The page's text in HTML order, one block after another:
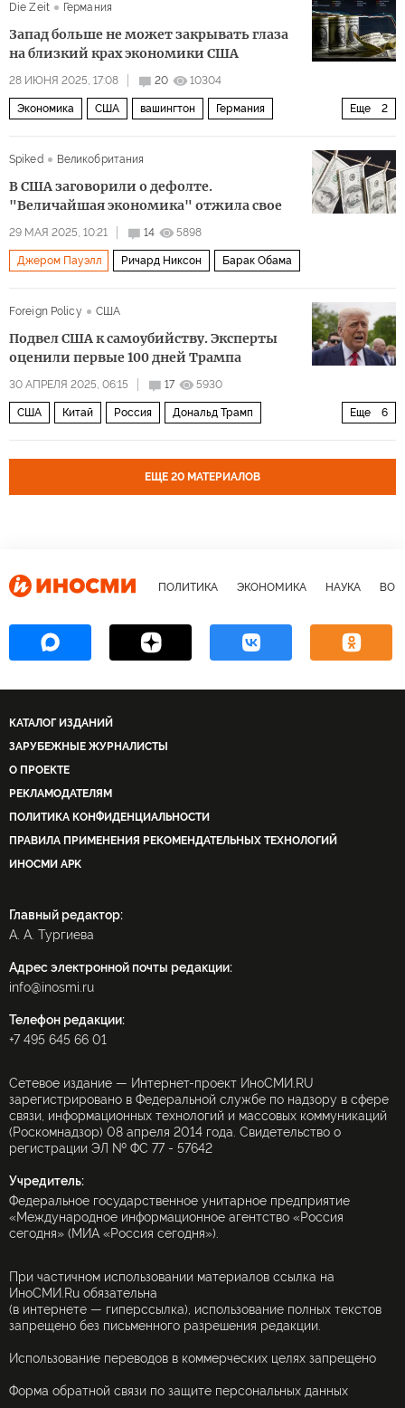
Die Zeit
Германия
Запад больше не может закрывать глаза
на близкий крах экономики США
28 ИЮНЯ 2025, 17:08 20 10304
Еще 2
Экономика США вашингтон Германия
Spiked
Великобритания
В США заговорили о дефолте.
"Величайшая экономика" отжила свое
29 МАЯ 2025, 10:21 14 5898
Джером Пауэлл Ричард Никсон Барак Обама
Foreign Policy США
Подвел США к самоубийству. Эксперты
оценили первые 100 дней Трампа
30 АПРЕЛЯ 2025, 06:15 17 5930
Еще 6
США Китай Россия Дональд Трамп
Республиканская партия Политика
ЕЩЕ 20 МАТЕРИАЛОВ
ПОЛИТИКА ЭКОНОМИКА НАУКА
КАТАЛОГ ИЗДАНИЙ
ЗАРУБЕЖНЫЕ ЖУРНАЛИСТЫ
О ПРОЕКТЕ
РЕКЛАМОДАТЕЛЯМ
ПОЛИТИКА КОНФИДЕНЦИАЛЬНОСТИ
ПРАВИЛА ПРИМЕНЕНИЯ РЕКОМЕНДАТЕЛЬНЫХ ТЕХНОЛОГИЙ
ИНОСМИ APK
Главный редактор:
А. А. Тургиева
Адрес электронной почты редакции:
info@inosmi.ru
Телефон редакции:
+7 495 645 66 01
Сетевое издание — Интернет-проект ИноСМИ.RU
зарегистрировано в Федеральной службе по надзору в сфере
связи, информационных технологий и массовых коммуникаций
(Роскомнадзор) 08 апреля 2014 года. Свидетельство о
регистрации ЭЛ № ФС 77 - 57642
Учредитель:
Федеральное государственное унитарное предприятие
«Международное информационное агентство «Россия
сегодня» (МИА «Россия сегодня»).
При частичном использовании материалов ссылка на
ИноСМИ.Ru обязательна
(в интернете — гиперссылка), использование полных текстов
запрещено без письменного разрешения редакции.
Использование переводов в коммерческих целях запрещено
Форма обратной связи по защите персональных данных